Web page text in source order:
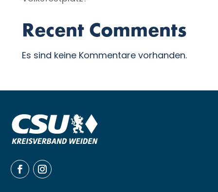
Recent Comments
Es sind keine Kommentare vorhanden.